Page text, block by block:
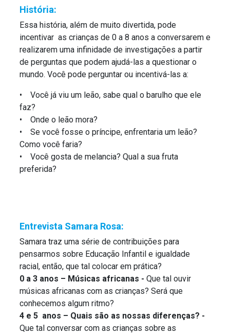
História:
Essa história, além de muito divertida, pode
incentivar as crianças de 0 a 8 anos a conversarem e
realizarem uma infinidade de investigações a partir
de perguntas que podem ajudá-las a questionar o
mundo. Você pode perguntar ou incentivá-las a:
• Você já viu um leão, sabe qual o barulho que ele
faz?
• Onde o leão mora?
• Se você fosse o príncipe, enfrentaria um leão?
Como você faria?
• Você gosta de melancia? Qual a sua fruta
preferida?
Entrevista Samara Rosa:
Samara traz uma série de contribuições para
pensarmos sobre Educação Infantil e igualdade
racial, então, que tal colocar em prática?
0 a 3 anos – Músicas africanas - Que tal ouvir
músicas africanas com as crianças? Será que
conhecemos algum ritmo?
4 e 5 anos – Quais são as nossas diferenças? -
Que tal conversar com as crianças sobre as